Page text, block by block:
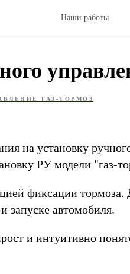
Наши работы
ГАЗ-ТОРМОЗ
на установку
РУ модели "газ-
фиксации
запуске автомобиля.
и интуитивно